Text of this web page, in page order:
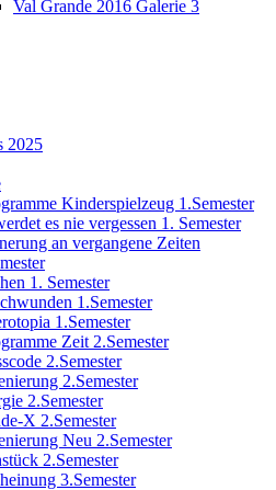
Val Grande 2016 Galerie 3
2025
Kinderspielzeug 1.Semester
es nie vergessen 1. Semester
an vergangene Zeiten
1. Semester
1.Semester
1.Semester
Zeit 2.Semester
2.Semester
2.Semester
2.Semester
X 2.Semester
Neu 2.Semester
2.Semester
3.Semester